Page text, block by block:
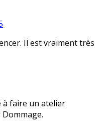
Il est vraiment très
à faire un atelier